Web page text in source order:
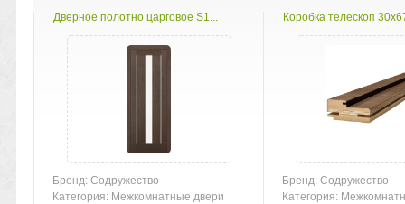
Дверное полотно царговое S1...
Бренд: Содружество
Категория: Межкомнатные двери
Коробка телескоп
Бренд: Содружество
Категория: